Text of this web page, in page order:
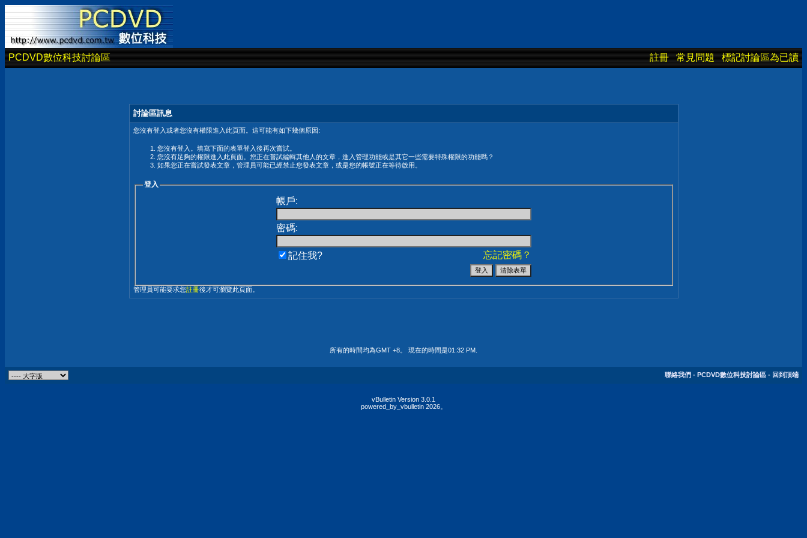
PCDVD數位科技討論區 註冊 常見問題 標記討論區為已讀
討論區訊息
您沒有登入或者您沒有權限進入此頁面。這可能有如下幾個原因:
您沒有登入。填寫下面的表單登入後再次嘗試。
您沒有足夠的權限進入此頁面。您正在嘗試編輯其他人的文章，進入管理功能或是其它一些需要特殊權限的功能嗎？
如果您正在嘗試發表文章，管理員可能已經禁止您發表文章，或是您的帳號正在等待啟用。
登入
帳戶:
密碼:
忘記密碼？
記住我?
管理員可能要求您註冊後才可瀏覽此頁面。
所有的時間均為GMT +8。 現在的時間是01:32 PM
聯絡我們 - PCDVD數位科技討論區 - 回到頂端
vBulletin Version 3.0.1
powered_by_vbulletin 2026。